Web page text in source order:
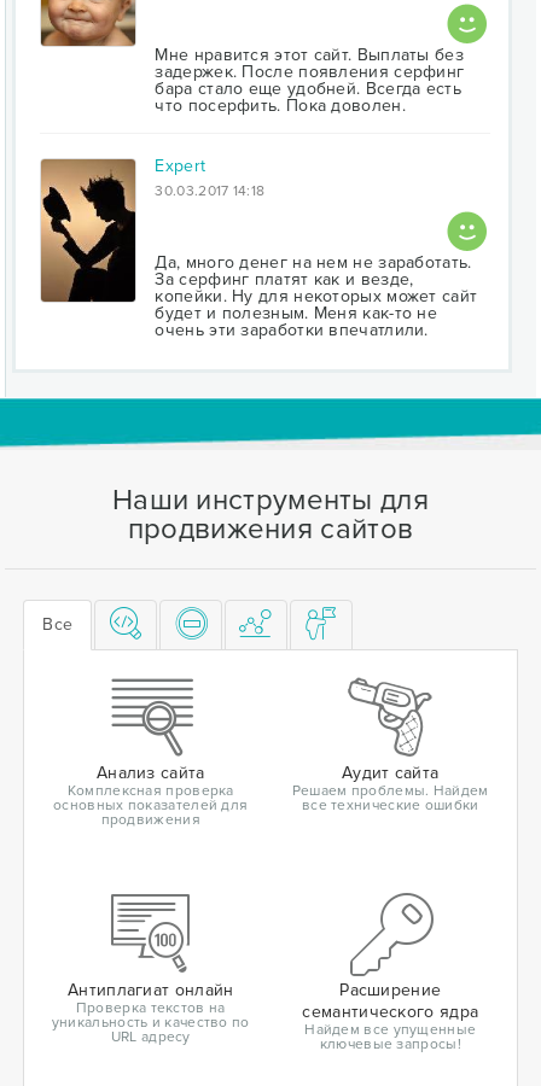
Мне нравится этот сайт. Выплаты без
задержек. После появления серфинг
бара стало еще удобней. Всегда есть
что посерфить. Пока доволен.
Expert
30.03.2017 14:18
Да, много денег на нем не заработать.
За серфинг платят как и везде,
копейки. Ну для некоторых может сайт
будет и полезным. Меня как-то не
очень эти заработки впечатлили.
Наши инструменты для
продвижения сайтов
Все
Анализ сайта
Комплексная проверка
основных показателей для
продвижения
Аудит сайта
Решаем проблемы. Найдем
все технические ошибки
Антиплагиат онлайн
Проверка текстов на
уникальность и качество по
URL адресу
Расширение
семантического ядра
Найдем все упущенные
ключевые запросы!